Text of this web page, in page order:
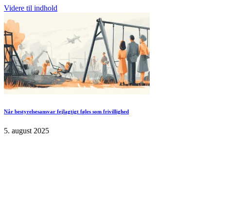
Videre til indhold
Når bestyrelsesansvar fejlagtigt føles som frivillighed
5. august 2025